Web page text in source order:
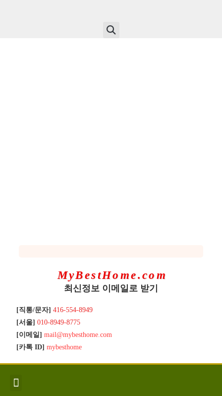
MyBestHome.com
최신정보 이메일로 받기
[직통/문자] 416-554-8949
[서울] 010-8949-8775
[이메일] mail@mybesthome.com
[카톡 ID] mybesthome